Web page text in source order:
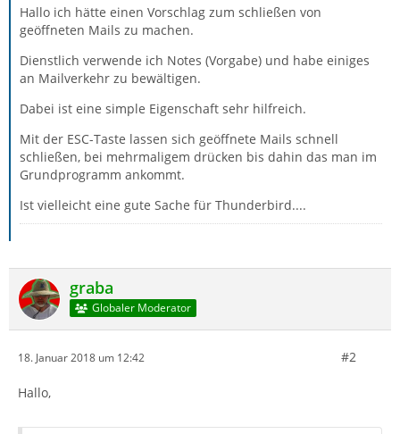
Hallo ich hätte einen Vorschlag zum schließen von
geöffneten Mails zu machen.
Dienstlich verwende ich Notes (Vorgabe) und habe einiges
an Mailverkehr zu bewältigen.
Dabei ist eine simple Eigenschaft sehr hilfreich.
Mit der ESC-Taste lassen sich geöffnete Mails schnell
schließen, bei mehrmaligem drücken bis dahin das man im
Grundprogramm ankommt.
Ist vielleicht eine gute Sache für Thunderbird....
graba
Globaler Moderator
18. Januar 2018 um 12:42 #2
Hallo,